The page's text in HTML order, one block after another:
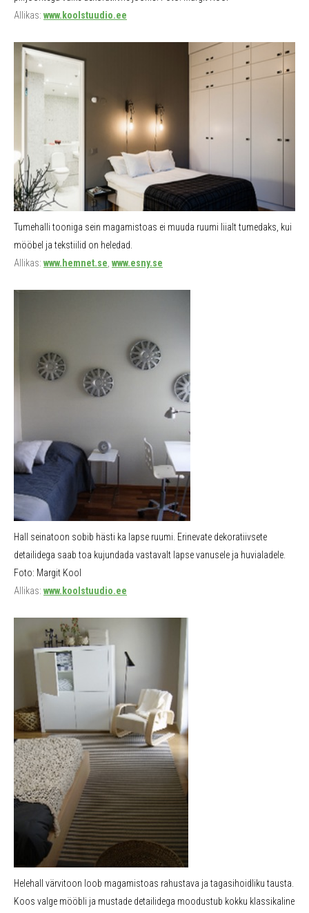
Allikas: www.koolstuudio.ee
Tumehalli tooniga sein magamistoas ei muuda ruumi liialt tumedaks, kui
mööbel ja tekstiilid on heledad.
Allikas: www.hemnet.se www.esny.se
Hall seinatoon sobib hästi ka lapse ruumi. Erinevate dekoratiivsete
detailidega saab toa kujundada vastavalt lapse vanusele ja huvialadele.
Foto: Margit Kool
Allikas: www.koolstuudio.ee
Helehall värvitoon loob magamistoas rahustava ja tagasihoidliku tausta.
Koos valge mööbli ja mustade detailidega moodustub kokku klassikaline